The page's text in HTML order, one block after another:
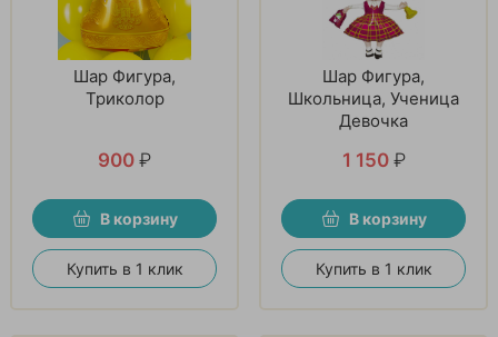
Шар Фигура,
Триколор
900 ₽
В корзину
Купить в 1 клик
Шар Фигура,
Школьница, Ученица
Девочка
1 150 ₽
В корзину
Купить в 1 клик